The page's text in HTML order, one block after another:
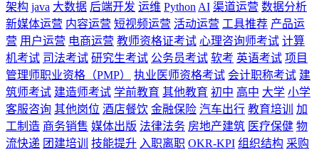
架构 java 大数据 后端开发 运维 Python AI 渠道运营 数据分析
新媒体运营 内容运营 短视频运营 活动运营 工具推荐 产品运
营 用户运营 电商运营 教师资格证考试 心理咨询师考试 计算
机考试 司法考试 研究生考试 公务员考试 软考 英语考试 项目
管理师职业资格（PMP）
执业医师资格考试 会计职称考试 建
筑师考试 建造师考试 学前教育 其他教育 初中 高中 大学 小学
客服咨询 其他岗位 酒店餐饮 金融保险 汽车出行 教育培训
加
工制造 商务销售 媒体出版 法律法务 房地产建筑 医疗保健 物
流快递 团建培训 技能提升 入职离职 OKR-KPI 组织结构 采购